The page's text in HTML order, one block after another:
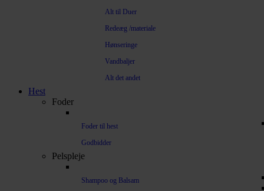
Alt til Duer
Redeæg /materiale
Hønseringe
Vandbaljer
Alt det andet
Hest
Foder
Foder til hest
Godbidder
Pelspleje
Shampoo og Balsam